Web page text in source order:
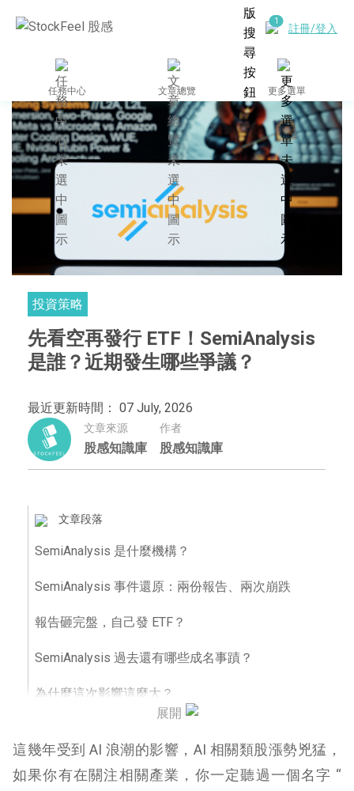
註冊/登入
任務中心 文章總覽 更多選單
投資策略
先看空再發行 ETF！SemiAnalysis
是誰？近期發生哪些爭議？
最近更新時間： 07 July, 2026
文章來源
股感知識庫
作者
股感知識庫
文章段落
SemiAnalysis 是什麼機構？
SemiAnalysis 事件還原：兩份報告、兩次崩跌
報告砸完盤，自己發 ETF？
SemiAnalysis 過去還有哪些成名事蹟？
為什麼這次影響這麼大？
結論
展開
這幾年受到 AI 浪潮的影響，AI 相關類股漲勢兇猛，
如果你有在關注相關產業，你一定聽過一個名字 “